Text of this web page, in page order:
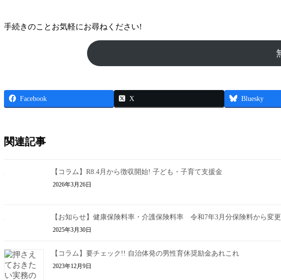
手続きのことお気軽にお尋ねください!
Facebook X Bluesky
関連記事
【コラム】R8.4月から徴収開始! 子ども・子育て支援金
2026年3月26日
【お知らせ】健康保険料率・介護保険料率 令和7年3月分保険料から変
2025年3月30日
【コラム】要チェック!! 自治体発の男性育休奨励金あれこれ
2023年12月9日